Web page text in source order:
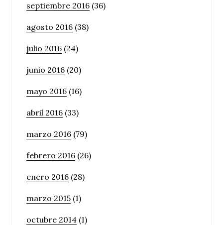
septiembre 2016 (36)
agosto 2016 (38)
julio 2016 (24)
junio 2016 (20)
mayo 2016 (16)
abril 2016 (33)
marzo 2016 (79)
febrero 2016 (26)
enero 2016 (28)
marzo 2015 (1)
octubre 2014 (1)